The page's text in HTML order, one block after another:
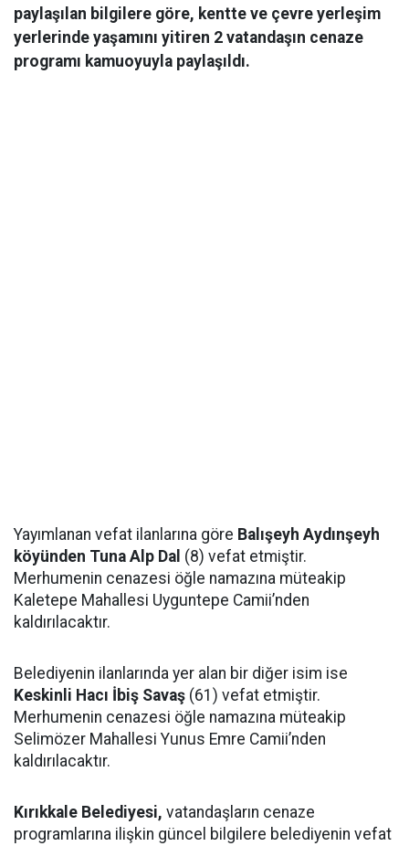
paylaşılan bilgilere göre, kentte ve çevre yerleşim
yerlerinde yaşamını yitiren 2 vatandaşın cenaze
programı kamuoyuyla paylaşıldı.
Yayımlanan vefat ilanlarına göre Balışeyh Aydınşeyh
köyünden Tuna Alp Dal (8) vefat etmiştir.
Merhumenin cenazesi öğle namazına müteakip
Kaletepe Mahallesi Uyguntepe Camii’nden
kaldırılacaktır.
Belediyenin ilanlarında yer alan bir diğer isim ise
Keskinli Hacı İbiş Savaş (61) vefat etmiştir.
Merhumenin cenazesi öğle namazına müteakip
Selimözer Mahallesi Yunus Emre Camii’nden
kaldırılacaktır.
Kırıkkale Belediyesi, vatandaşların cenaze
programlarına ilişkin güncel bilgilere belediyenin vefat